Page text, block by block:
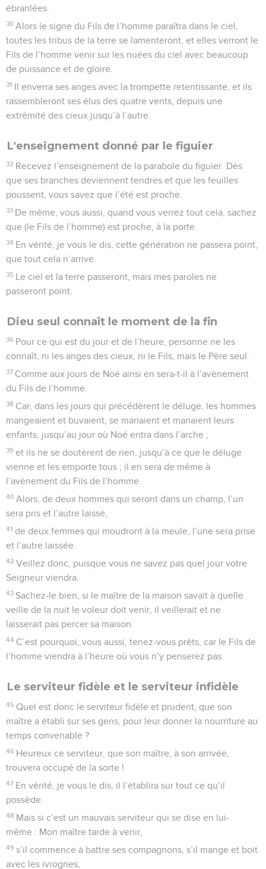
ébranlées.
30 Alors le signe du Fils de l’homme paraîtra dans le ciel,
toutes les tribus de la terre se lamenteront, et elles verront le
Fils de l’homme venir sur les nuées du ciel avec beaucoup
de puissance et de gloire.
31 Il enverra ses anges avec la trompette retentissante, et ils
rassembleront ses élus des quatre vents, depuis une
extrémité des cieux jusqu’à l’autre.
L'enseignement donné par le figuier
32 Recevez l’enseignement de la parabole du figuier. Dès
que ses branches deviennent tendres et que les feuilles
poussent, vous savez que l’été est proche.
33 De même, vous aussi, quand vous verrez tout cela, sachez
que (le Fils de l’homme) est proche, à la porte.
34 En vérité, je vous le dis, cette génération ne passera point,
que tout cela n’arrive.
35 Le ciel et la terre passeront, mais mes paroles ne
passeront point.
Dieu seul connaît le moment de la fin
36 Pour ce qui est du jour et de l’heure, personne ne les
connaît, ni les anges des cieux, ni le Fils, mais le Père seul.
37 Comme aux jours de Noé ainsi en sera-t-il à l’avènement
du Fils de l’homme.
38 Car, dans les jours qui précédèrent le déluge, les hommes
mangeaient et buvaient, se mariaient et mariaient leurs
enfants, jusqu’au jour où Noé entra dans l’arche ;
39 et ils ne se doutèrent de rien, jusqu’à ce que le déluge
vienne et les emporte tous ; il en sera de même à
l’avènement du Fils de l’homme.
40 Alors, de deux hommes qui seront dans un champ, l’un
sera pris et l’autre laissé,
41 de deux femmes qui moudront à la meule, l’une sera prise
et l’autre laissée.
42 Veillez donc, puisque vous ne savez pas quel jour votre
Seigneur viendra.
43 Sachez-le bien, si le maître de la maison savait à quelle
veille de la nuit le voleur doit venir, il veillerait et ne
laisserait pas percer sa maison.
44 C’est pourquoi, vous aussi, tenez-vous prêts, car le Fils de
l’homme viendra à l’heure où vous n’y penserez pas.
Le serviteur fidèle et le serviteur infidèle
45 Quel est donc le serviteur fidèle et prudent, que son
maître a établi sur ses gens, pour leur donner la nourriture au
temps convenable ?
46 Heureux ce serviteur, que son maître, à son arrivée,
trouvera occupé de la sorte !
47 En vérité, je vous le dis, il l’établira sur tout ce qu’il
possède.
48 Mais si c’est un mauvais serviteur qui se dise en lui-
même : Mon maître tarde à venir,
49 s’il commence à battre ses compagnons, s’il mange et boit
avec les ivrognes,